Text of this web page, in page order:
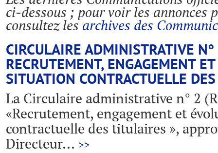
ci-dessous ; pour voir les annonces
consultez lesarchives des
CIRCULAIRE ADMINISTRATIVE
RECRUTEMENT, ENGAGEMENT
SITUATION CONTRACTUELLE
La Circulaire administrative n° 2
«Recrutement, engagement et
contractuelle des titulaires »,
Directeur... >>